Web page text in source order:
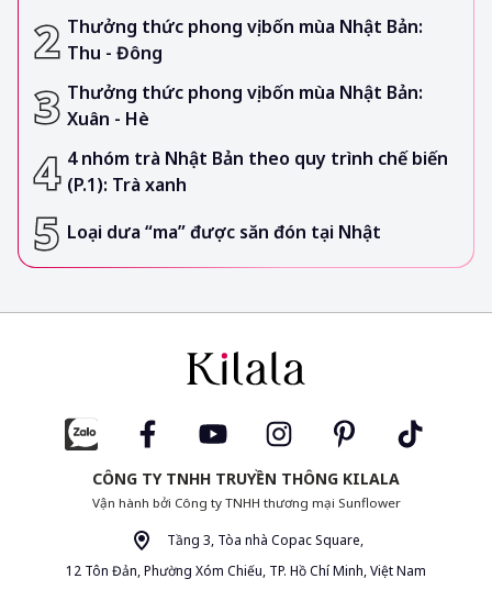
Thưởng thức phong vị bốn mùa Nhật Bản:
Thu - Đông
Thưởng thức phong vị bốn mùa Nhật Bản:
Xuân - Hè
4 nhóm trà Nhật Bản theo quy trình chế biến
(P.1): Trà xanh
Loại dưa “ma” được săn đón tại Nhật
CÔNG TY TNHH TRUYỀN THÔNG KILALA
Vận hành bởi Công ty TNHH thương mại Sunflower
Tầng 3, Tòa nhà Copac Square,
12 Tôn Đản, Phường Xóm Chiếu, TP. Hồ Chí Minh, Việt Nam